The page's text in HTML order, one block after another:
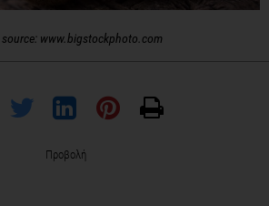
www.bigstockphoto.com
Προβολή